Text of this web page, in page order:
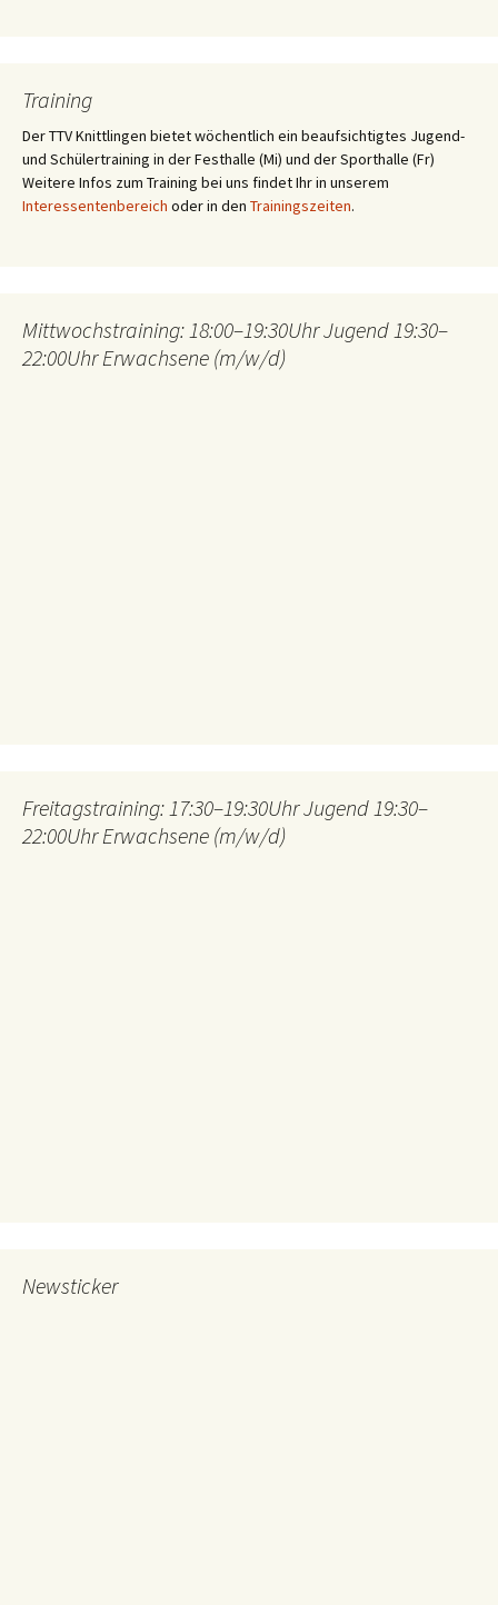
Training
Der TTV Knittlingen bietet wöchentlich ein beaufsichtigtes Jugend-
und Schülertraining in der Festhalle (Mi) und der Sporthalle (Fr)
Weitere Infos zum Training bei uns findet Ihr in unserem
Interessentenbereich oder in den Trainingszeiten.
Mittwochstraining: 18:00–19:30Uhr Jugend 19:30–
22:00Uhr Erwachsene (m/w/d)
Freitagstraining: 17:30–19:30Uhr Jugend 19:30–
22:00Uhr Erwachsene (m/w/d)
Newsticker